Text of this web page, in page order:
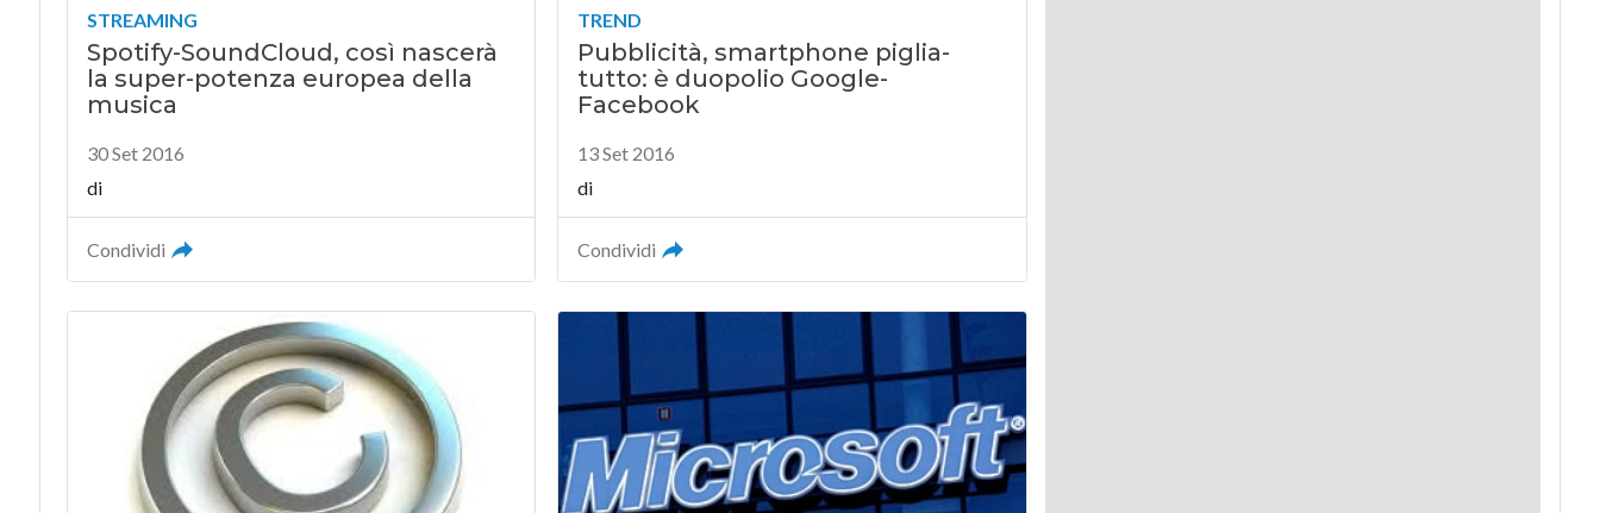
STREAMING
Spotify-SoundCloud, così nascerà
la super-potenza europea della
musica
30 Set 2016
di
Condividi
TREND
Pubblicità, smartphone piglia-
tutto: è duopolio Google-
Facebook
13 Set 2016
di
Condividi